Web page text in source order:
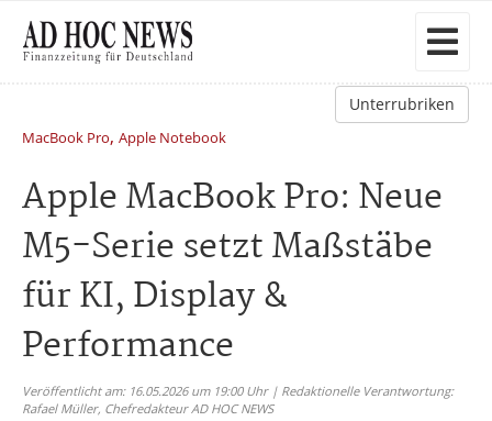
Unterrubriken
MacBook Pro, Apple Notebook
Apple MacBook Pro: Neue
M5-Serie setzt Maßstäbe
für KI, Display &
Performance
Veröffentlicht am: 16.05.2026 um 19:00 Uhr | Redaktionelle Verantwortung:
Rafael Müller, Chefredakteur AD HOC NEWS